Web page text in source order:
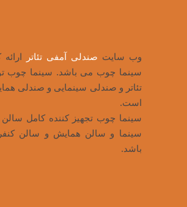
وب سایت صندلی آمفی تئاتر
سینما چوب می باشد. سینما چوب
تئاتر و صندلی سینمایی و صندلی
است.
سینما چوب تجهیز کننده کامل
سینما و سالن همایش و سالن
باشد.